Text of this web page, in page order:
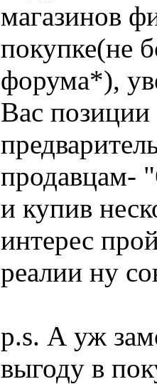
магазинов
покупке(не
форума*),
Вас позиции
продавцам-
и купив
интерес
реалии ну
p.s. А уж
выгоду в